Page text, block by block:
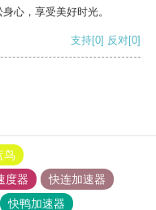
心，享受美好时光。
支持[0] 反对[0]
鸟
度器
快连加速器
快鸭加速器